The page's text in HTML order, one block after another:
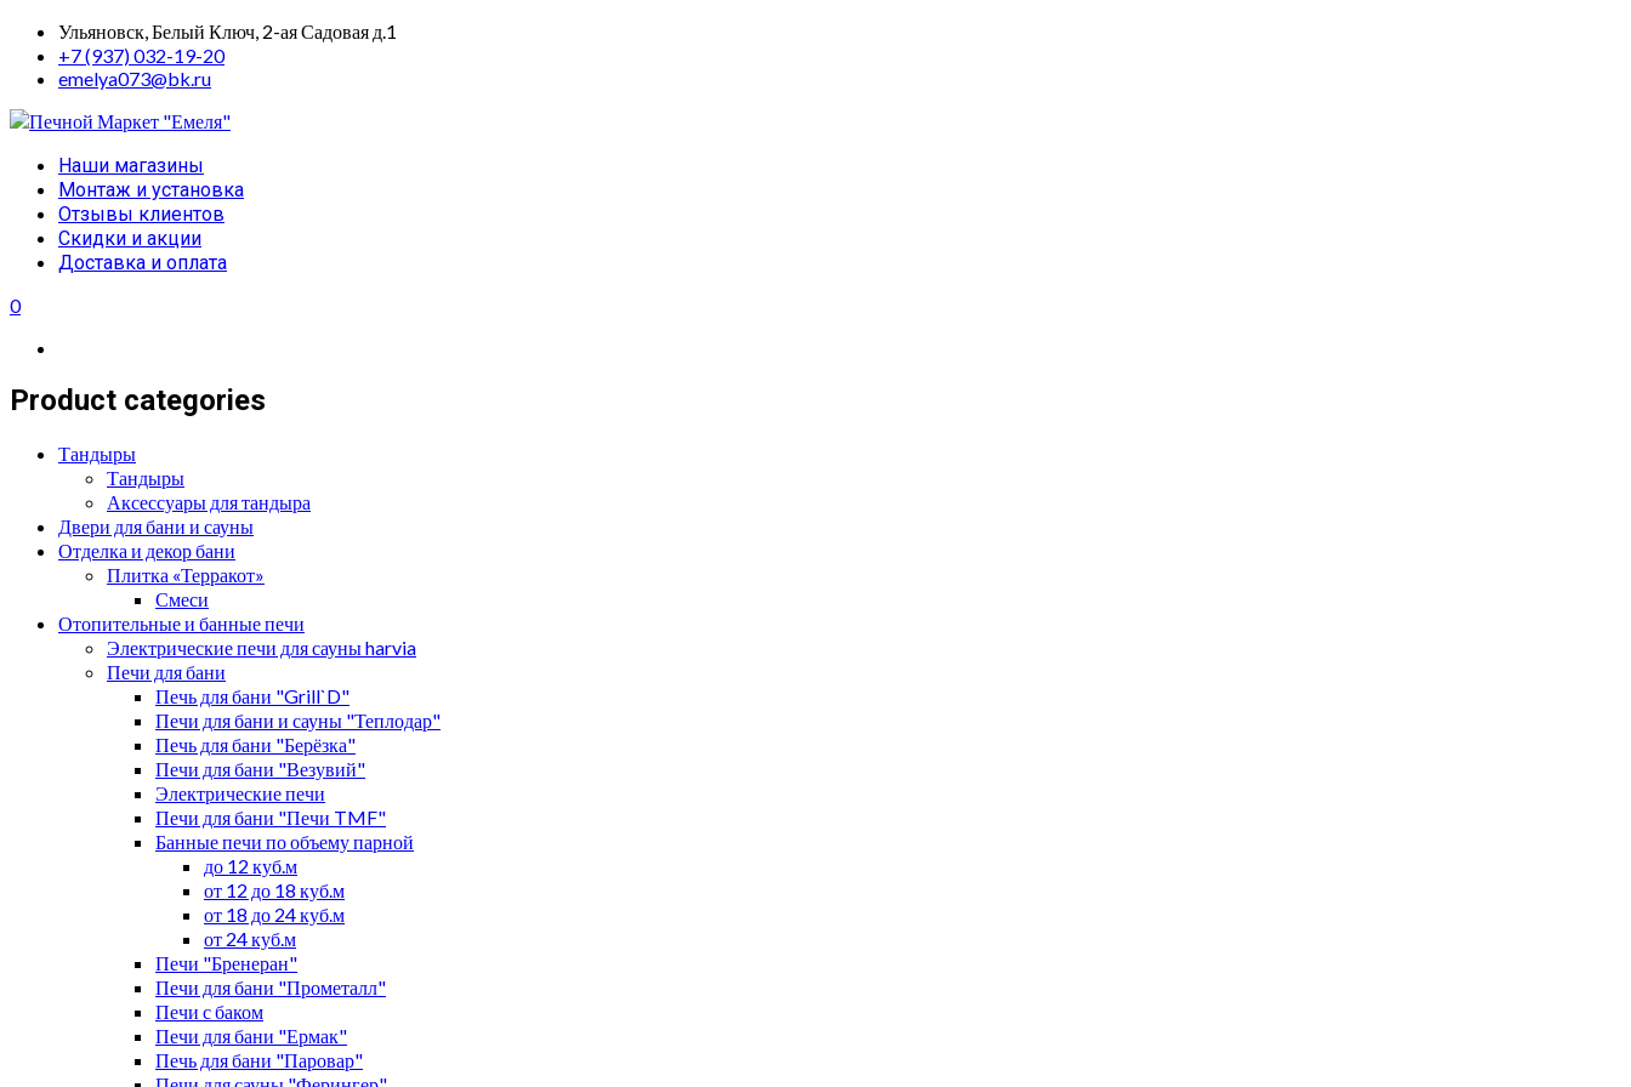
Skip
content
Ульяновск, Белый Ключ, 2-ая Садовая д.1
+7 (937) 032-19-20
emelya073@bk.ru
Primary
Menu
Наши магазины
Монтаж и установка
Отзывы клиентов
Скидки и акции
Доставка и оплата
0
Product categories
Тандыры
Тандыры
Аксессуары для тандыра
Двери для бани и сауны
Отделка и декор бани
Плитка «Терракот»
Смеси
Отопительные и банные печи
Электрические печи для сауны harvia
Печи для бани
Печь для бани "Grill`D"
Печи для бани и сауны "Теплодар"
Печь для бани "Берёзка"
Печи для бани "Везувий"
Электрические печи
Печи для бани "Печи TMF"
Банные печи по объему парной
до 12 куб.м
от 12 до 18 куб.м
от 18 до 24 куб.м
от 24 куб.м
Печи "Бренеран"
Печи для бани "Прометалл"
Печи с баком
Печи для бани "Ермак"
Печь для бани "Паровар"